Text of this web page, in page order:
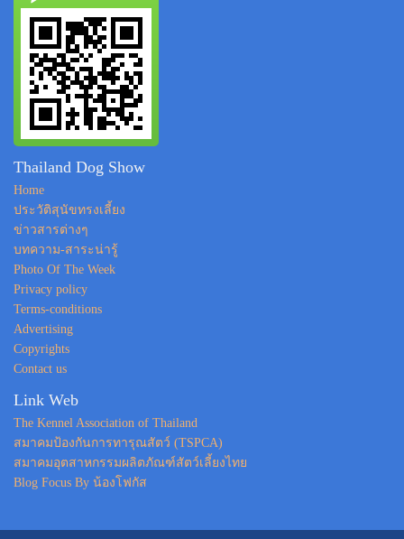
Thailand Dog Show
Home
ประวัติสุนัขทรงเลี้ยง
ข่าวสารต่างๆ
บทความ-สาระน่ารู้
Photo Of The Week
Privacy policy
Terms-conditions
Advertising
Copyrights
Contact us
Link Web
The Kennel Association of Thailand
สมาคมป้องกันการทารุณสัตว์ (TSPCA)
สมาคมอุตสาหกรรมผลิตภัณฑ์สัตว์เลี้ยงไทย
Blog Focus By น้องโฟกัส